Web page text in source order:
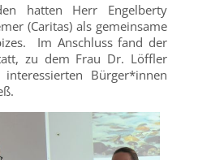
hatten Herr Engelberty
(Caritas) als gemeinsame
Im Anschluss fand der
zu dem Frau Dr. Löffler
Bürger*innen